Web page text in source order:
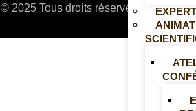
© 2025 Tous droits réservés